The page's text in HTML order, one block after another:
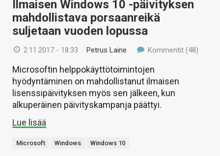
Ilmaisen Windows 10 -päivityksen
mahdollistava porsaanreikä
suljetaan vuoden lopussa
2.11.2017 - 18:33 / Petrus Laine Kommentit (48)
Microsoftin helppokäyttötoimintojen
hyödyntäminen on mahdollistanut ilmaisen
lisenssipäivityksen myös sen jälkeen, kun
alkuperäinen päivityskampanja päättyi.
Lue lisää
Microsoft Windows Windows 10